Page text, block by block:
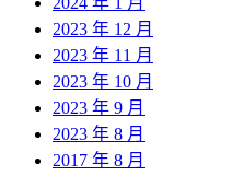
2023 年 12 月
2023 年 11 月
2023 年 10 月
2023 年 9 月
2023 年 8 月
2017 年 8 月